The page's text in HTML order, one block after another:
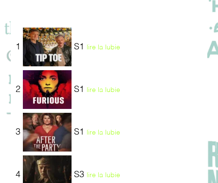
1 S1 lire la lubie
2 S1 lire la lubie
3 S1 lire la lubie
4 S3 lire la lubie